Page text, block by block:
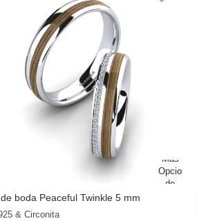
boda Peaceful Twinkle 5 mm
& Circonita